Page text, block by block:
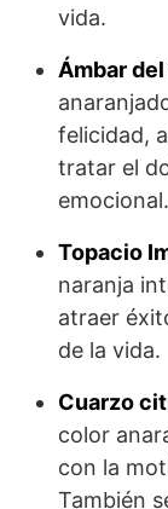
vida.
Ámbar
felicidad,
tratar el
emocional.
Topacio
naranja
atraer
de la vida.
Cuarzo
color
con la
También